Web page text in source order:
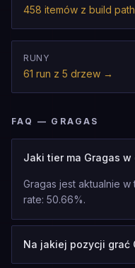
458 itemów z build
RUNY
61 run z 5 drzew →
FAQ — GRAGAS
Jaki tier ma Gragas
Gragas jest aktualnie w
rate: 50.66%.
Na jakiej pozycji grać